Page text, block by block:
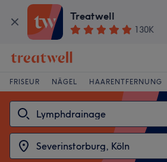
Treatwell
130K
FRISEUR NÄGEL HAARENTFERNUNG